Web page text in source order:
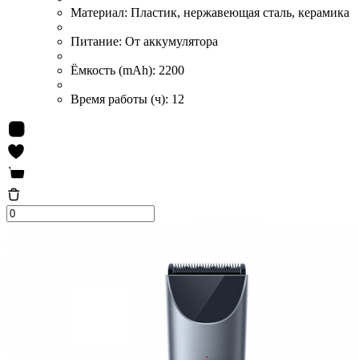
Материал: Пластик, нержавеющая сталь, керамика
Питание: От аккумулятора
Ёмкость (mAh): 2200
Время работы (ч): 12